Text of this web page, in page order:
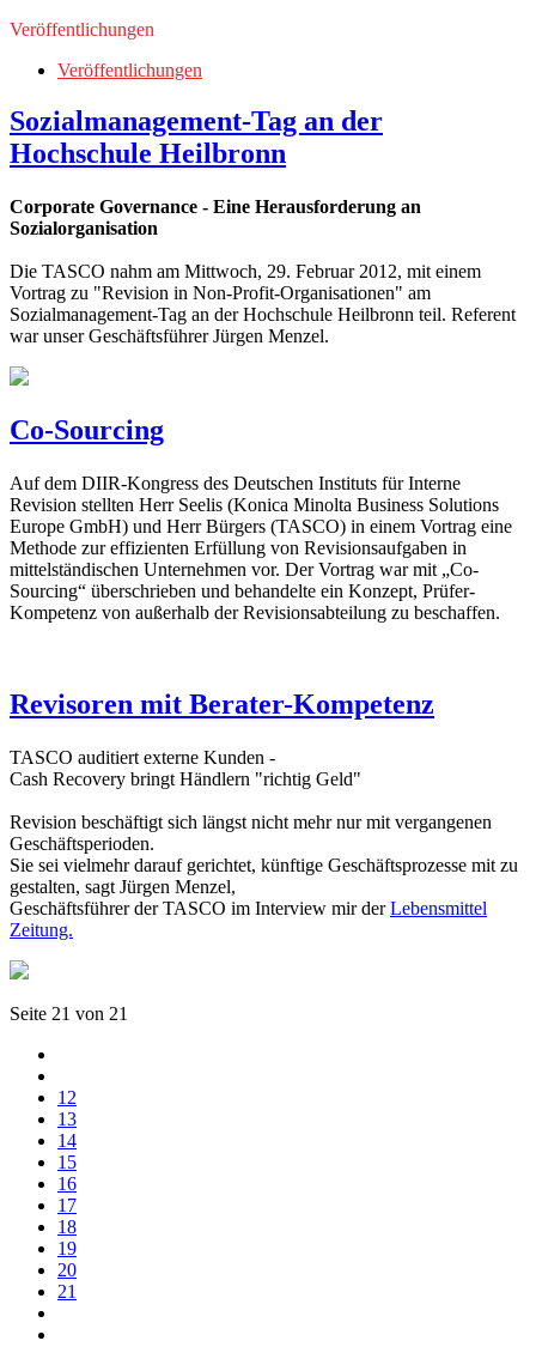
Veröffentlichungen
Veröffentlichungen
Sozialmanagement-Tag an der
Hochschule Heilbronn
Corporate Governance - Eine Herausforderung an
Sozialorganisation
Die TASCO nahm am Mittwoch, 29. Februar 2012, mit einem
Vortrag zu "Revision in Non-Profit-Organisationen" am
Sozialmanagement-Tag an der Hochschule Heilbronn teil. Referent
war unser Geschäftsführer Jürgen Menzel.
Co-Sourcing
Auf dem DIIR-Kongress des Deutschen Instituts für Interne
Revision stellten Herr Seelis (Konica Minolta Business Solutions
Europe GmbH) und Herr Bürgers (TASCO) in einem Vortrag eine
Methode zur effizienten Erfüllung von Revisionsaufgaben in
mittelständischen Unternehmen vor. Der Vortrag war mit „Co-
Sourcing“ überschrieben und behandelte ein Konzept, Prüfer-
Kompetenz von außerhalb der Revisionsabteilung zu beschaffen.
Revisoren mit Berater-Kompetenz
TASCO auditiert externe Kunden -
Cash Recovery bringt Händlern "richtig Geld"
Revision beschäftigt sich längst nicht mehr nur mit vergangenen
Geschäftsperioden.
Sie sei vielmehr darauf gerichtet, künftige Geschäftsprozesse mit zu
gestalten, sagt Jürgen Menzel,
Geschäftsführer der TASCO im Interview mir derLebensmittel
Zeitung.
Seite 21 von 21
12
13
14
15
16
17
18
19
20
21